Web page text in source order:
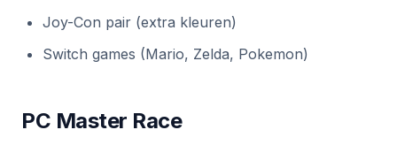
Joy-Con pair (extra kleuren)
Switch games (Mario, Zelda, Pokemon)
PC Master Race